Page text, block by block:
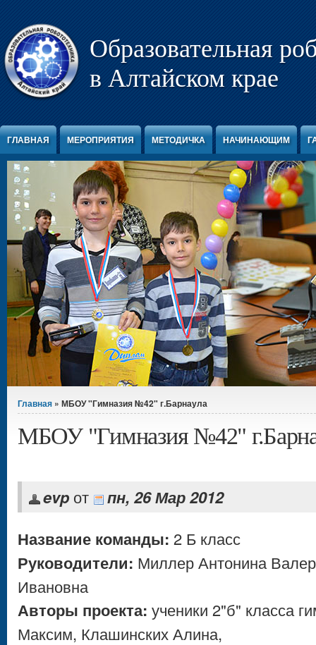
Образовательная
в Алтайском крае
ГЛАВНАЯ МЕРОПРИЯТИЯ МЕТОДИЧКА НАЧИНАЮЩИМ
Вы здесь
Главная » МБОУ "Гимназия №42" г.Барнаула
МБОУ "Гимназия №42"
evp от
пн, 26 Мар 2012
Название команды: 2 Б класс
Руководители: Миллер Антонина
Ивановна
Авторы проекта: ученики 2"б" класса
Максим, Клашинских Алина,